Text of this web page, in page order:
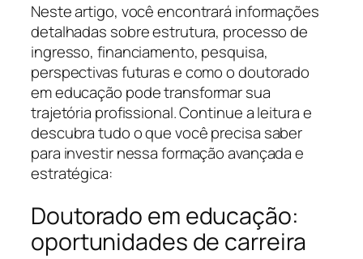
Neste artigo, você encontrará informações
detalhadas sobre estrutura, processo de
ingresso, financiamento, pesquisa,
perspectivas futuras e como o doutorado
em educação pode transformar sua
trajetória profissional. Continue a leitura e
descubra tudo o que você precisa saber
para investir nessa formação avançada e
estratégica:
Doutorado em educação:
oportunidades de carreira